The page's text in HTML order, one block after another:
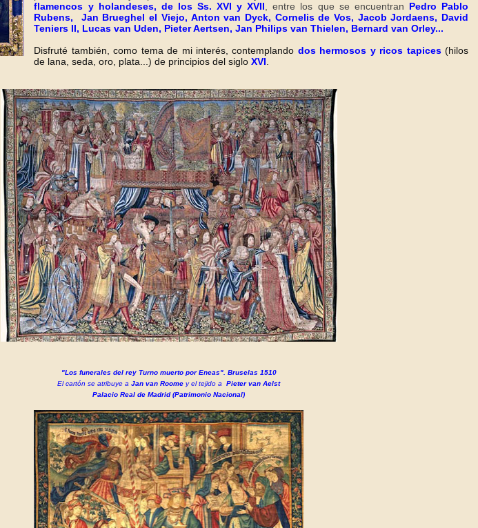
flamencos y holandeses, de los Ss. XVI y XVII , entre los que se encuentran Pedro Pablo
Rubens, Jan Brueghel el Viejo, Anton van Dyck, Cornelis de Vos, Jacob Jordaens, David
Teniers II, Lucas van Uden, Pieter Aertsen, Jan Philips van Thielen, Bernard van Orley...
Disfruté también, como tema de mi interés, contemplando dos hermosos y ricos tapices(hilos
de lana, seda, oro, plata...) de principios del sigloXVI
"Los funerales del rey Turno muerto por Eneas". Bruselas 1510
El cartón se atribuye a Jan van Roomey el tejido a
Pieter van Aelst
Palacio Real de Madrid (Patrimonio Nacional)